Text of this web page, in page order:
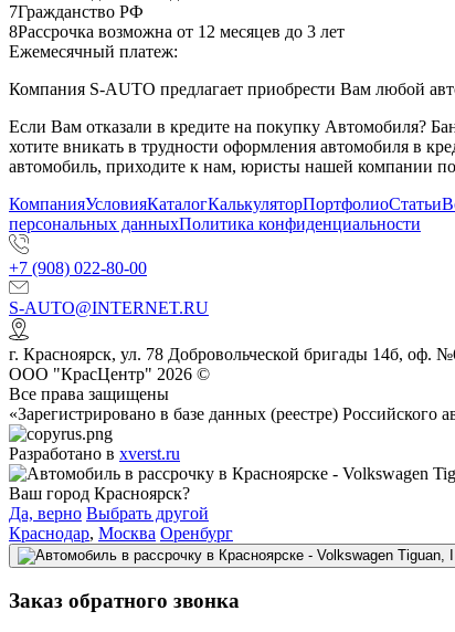
7Гражданство РФ
8Рассрочка возможна от 12 месяцев до 3 лет
Ежемесячный платеж:
Компания S-AUTO предлагает приобрести Вам любой
Если Вам отказали в кредите на покупку Автомобиля?
хотите вникать в трудности оформления автомобиля в
автомобиль, приходите к нам, юристы нашей компании
КомпанияУсловияКаталогКалькуляторПортфолиоСтатьи
персональных данныхПолитика конфиденциальности
+7 (908) 022-80-00
S-AUTO@INTERNET.RU
г. Красноярск, ул. 78 Добровольческой бригады 14б, оф.
ООО "КрасЦентр" 2026 ©
Все права защищены
«Зарегистрировано в базе данных (реестре)
Разработано в xverst.ru
Ваш город Красноярск?
Да, верно Выбрать другой
Краснодар, Москва Оренбург
Заказ обратного звонка